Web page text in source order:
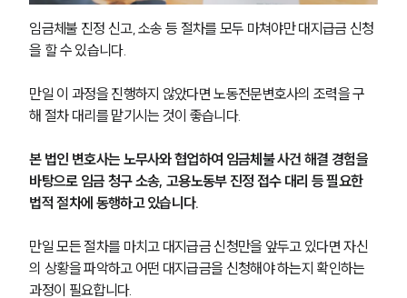
임금체불 진정 신고, 소송 등 절차를 모두 마쳐야만 대지급금 신청
을 할 수 있습니다.
만일 이 과정을 진행하지 않았다면 노동전문변호사의 조력을 구
해 절차 대리를 맡기시는 것이 좋습니다.
본 법인 변호사는 노무사와 협업하여 임금체불 사건 해결 경험을
바탕으로 임금 청구 소송, 고용노동부 진정 접수 대리 등 필요한
법적 절차에 동행하고 있습니다.
만일 모든 절차를 마치고 대지급금 신청만을 앞두고 있다면 자신
의 상황을 파악하고 어떤 대지급금을 신청해야 하는지 확인하는
과정이 필요합니다.